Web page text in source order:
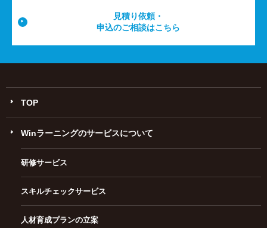
見積り依頼・
申込のご相談はこちら
TOP
Winラーニングのサービスについて
研修サービス
スキルチェックサービス
人材育成プランの立案